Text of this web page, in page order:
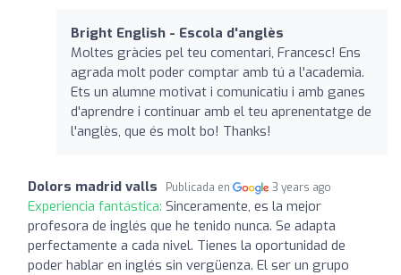
Bright English - Escola d'anglès
Moltes gràcies pel teu comentari, Francesc! Ens
agrada molt poder comptar amb tú a l'academia.
Ets un alumne motivat i comunicatiu i amb ganes
d'aprendre i continuar amb el teu aprenentatge de
l'anglès, que és molt bo! Thanks!
Dolors madrid valls Publicada en 3 years ago
Experiencia fantástica: Sinceramente, es la mejor
profesora de inglés que he tenido nunca. Se adapta
perfectamente a cada nivel. Tienes la oportunidad de
poder hablar en inglés sin vergüenza. El ser un grupo